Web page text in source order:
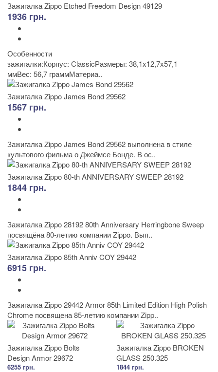
Зажигалка Zippo Etched Freedom Design 49129
1936 грн.
Особенности
зажигалки:Корпус: ClassicРазмеры: 38,1x12,7x57,1
ммВес: 56,7 граммМатериа..
Зажигалка Zippo James Bond 29562
1567 грн.
Зажигалка Zippo James Bond 29562 выполнена в стиле
культового фильма о Джеймсе Бонде. В ос..
Зажигалка Zippo 80-th ANNIVERSARY SWEEP 28192
1844 грн.
Зажигалка Zippo 28192 80th Anniversary Herringbone Sweep
посвящёна 80-летию компании Zippo. Вып..
Зажигалка Zippo 85th Anniv COY 29442
6915 грн.
Зажигалка Zippo 29442 Armor 85th Limited Edition High Polish
Chrome посвящена 85-летию компании Zipp..
Зажигалка Zippo Bolts
Design Armor 29672
6255 грн.
Зажигалка Zippo BROKEN
GLASS 250.325
1844 грн.